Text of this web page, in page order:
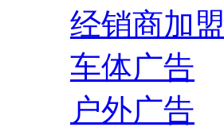
经销商加盟
车体广告
户外广告